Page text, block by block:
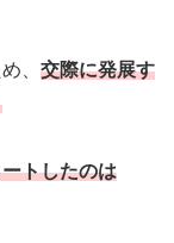
、 交際に発展す
トしたのは